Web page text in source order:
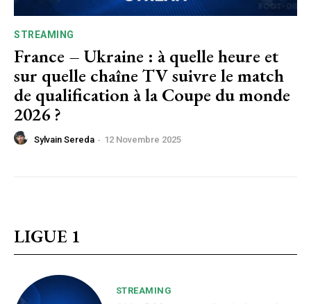
STREAMING
France – Ukraine : à quelle heure et
sur quelle chaîne TV suivre le match
de qualification à la Coupe du monde
2026 ?
Sylvain Sereda - 12 Novembre 2025
LIGUE 1
STREAMING